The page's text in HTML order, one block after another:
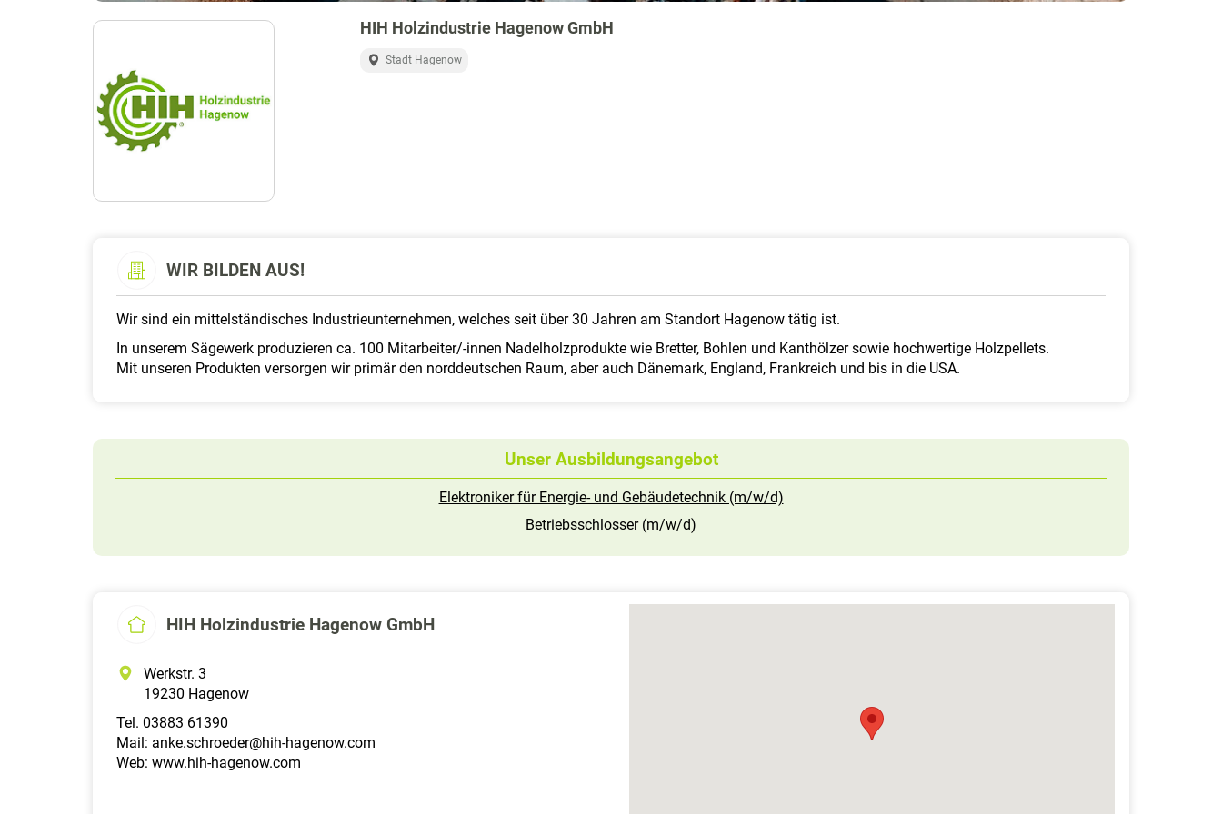
HIH Holzindustrie Hagenow GmbH
Stadt Hagenow
WIR BILDEN AUS!
Wir sind ein mittelständisches Industrieunternehmen, welches seit über 30 Jahren am Standort Hagenow tätig ist.
In unserem Sägewerk produzieren ca. 100 Mitarbeiter/-innen Nadelholzprodukte wie Bretter, Bohlen und Kanthölzer sowie hochwertige Holzpellets.
Mit unseren Produkten versorgen wir primär den norddeutschen Raum, aber auch Dänemark, England, Frankreich und bis in die USA.
Unser Ausbildungsangebot
Elektroniker für Energie- und Gebäudetechnik (m/w/d)
Betriebsschlosser (m/w/d)
HIH Holzindustrie Hagenow GmbH
Werkstr. 3
19230 Hagenow
Tel. 03883 61390
Mail: anke.schroeder@hih-hagenow.com
Web: www.hih-hagenow.com